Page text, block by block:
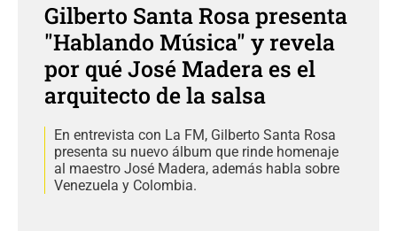
Gilberto Santa Rosa presenta
"Hablando Música" y revela
por qué José Madera es el
arquitecto de la salsa
En entrevista con La FM, Gilberto Santa Rosa
presenta su nuevo álbum que rinde homenaje
al maestro José Madera, además habla sobre
Venezuela y Colombia.